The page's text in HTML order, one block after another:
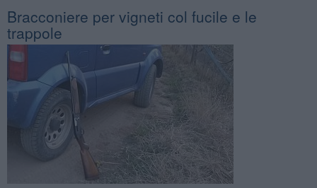
Bracconiere per vigneti col fucile e le
trappole